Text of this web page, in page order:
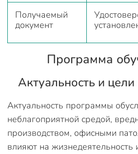
Получаемый
документ
Программа
Актуальность и
Актуальность программы
неблагоприятной средой,
производством, офисными
влияют на жизнедеятельность